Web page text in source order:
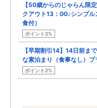
【50歳からのじゃらん限
クアウト13：00♪シンプル
食付）
ポイント2%
【早期割引14】14日前ま
な素泊まり（食事なし）プ
ポイント2%